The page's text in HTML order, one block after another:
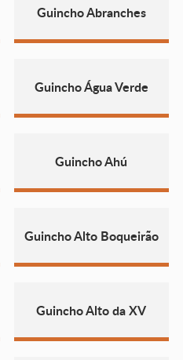
Guincho Abranches
Guincho Água Verde
Guincho Ahú
Guincho Alto Boqueirão
Guincho Alto da XV